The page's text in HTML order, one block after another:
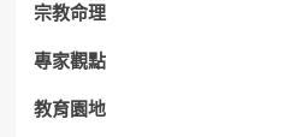
宗教命理
專家觀點
教育園地